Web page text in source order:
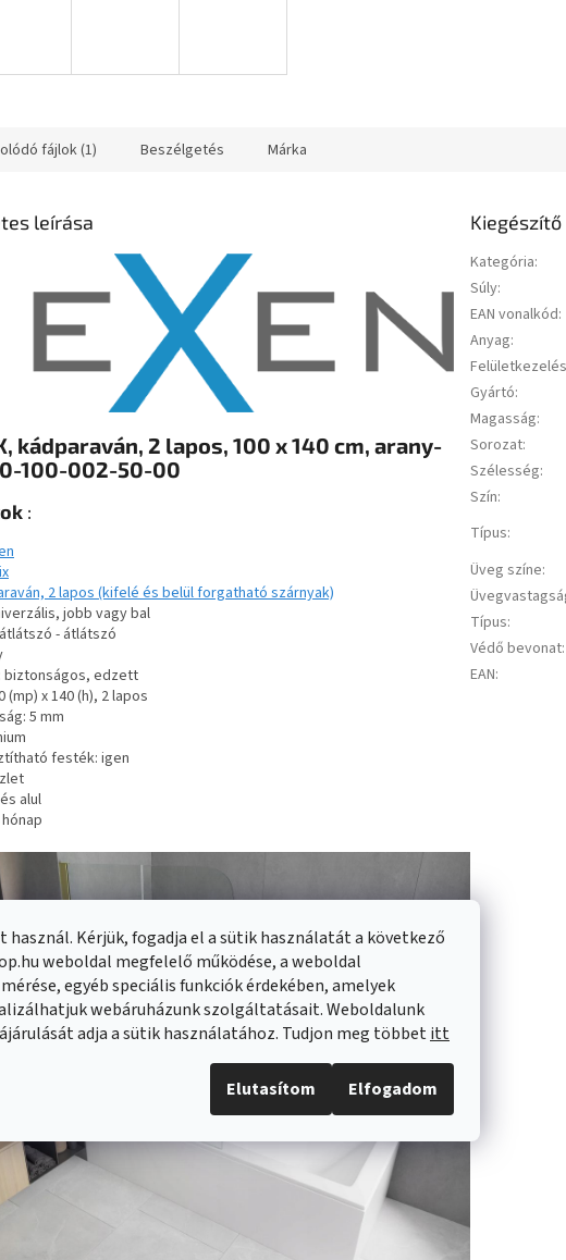
használ. Kérjük, fogadja el a sütik használatát a következő
weboldal megfelelő működése, a weboldal
egyéb speciális funkciók érdekében, amelyek
webáruházunk szolgáltatásait. Weboldalunk
adja a sütik használatához. Tudjon meg többetitt
Elutasítom Elfogadom
fájlok (1) Beszélgetés Márka
leírása
kádparaván, 2 lapos, 100 x 140 cm, arany-
100-002-50-00
:
2 lapos (kifelé és belül forgatható szárnyak)
jobb vagy bal
- átlátszó
biztonságos, edzett
(mp) x 140 (h), 2 lapos
5 mm
festék: igen
alul
Kategória:
Súly:
EAN vonalkód:
Anyag:
Felületkezelés
Gyártó:
Magasság:
Sorozat:
Szélesség:
Szín:
Típus:
Üveg színe:
Típus:
Védő bevonat:
EAN: